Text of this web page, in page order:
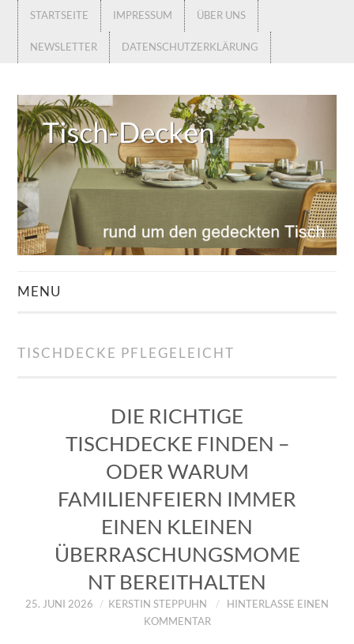
STARTSEITE IMPRESSUM ÜBER UNS
NEWSLETTER DATENSCHUTZERKLÄRUNG
MENU
ZUM SHOP
DATENSCHUTZERKLÄRUNG
TISCHDECKE PFLEGELEICHT
DIE RICHTIGE
TISCHDECKE FINDEN –
ODER WARUM
FAMILIENFEIERN IMMER
EINEN KLEINEN
ÜBERRASCHUNGSMOME
NT BEREITHALTEN
25. JUNI 2026 KERSTIN STEPPUHN
HINTERLASSE EINEN
KOMMENTAR